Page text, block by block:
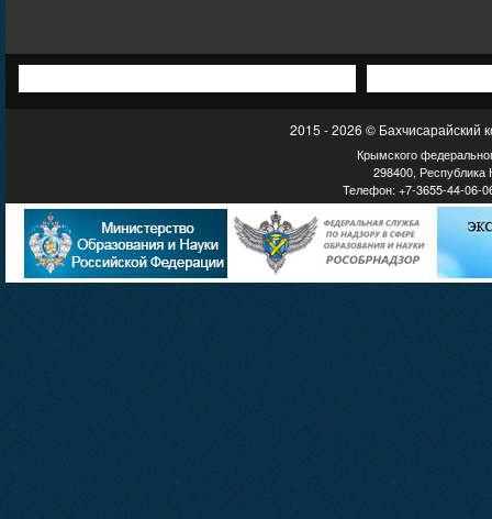
2015 - 2026 © Бахчисарайский
Крымского
298400, Республика
Телефон: +7-3655-44-06-